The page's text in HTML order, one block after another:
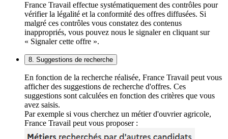
France Travail effectue systématiquement des contrôles pour
vérifier la légalité et la conformité des offres diffusées. Si
malgré ces contrôles vous constatez des contenus
inappropriés, vous pouvez nous le signaler en cliquant sur
« Signaler cette offre ».
8. Suggestions de recherche
En fonction de la recherche réalisée, France Travail peut vous
afficher des suggestions de recherche d'offres. Ces
suggestions sont calculées en fonction des critères que vous
avez saisis.
Par exemple si vous cherchez un métier d'ouvrier agricole,
France Travail peut vous proposer :